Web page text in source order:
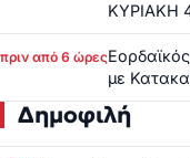
ΚΥΡΙΑΚΗ
πριν από 6 ώρες
με
Δημοφιλή